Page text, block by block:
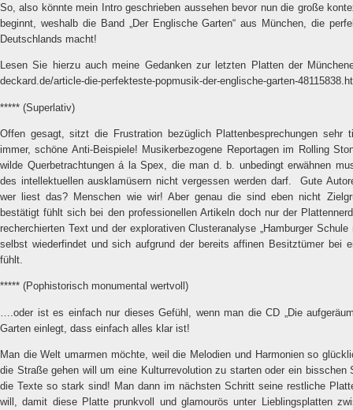
So, also könnte mein Intro geschrieben aussehen bevor nun die große
beginnt, weshalb die Band „Der Englische Garten“ aus München, die
Deutschlands macht!
Lesen Sie hierzu auch meine Gedanken zur letzten Platten der
deckard.de/article-die-perfekteste-popmusik-der-englische-garten-
***** (Superlativ)
Offen gesagt, sitzt die Frustration bezüglich Plattenbesprechungen
immer, schöne Anti-Beispiele! Musikerbezogene Reportagen im Rolling
wilde Querbetrachtungen á la Spex, die man d. b. unbedingt erwähnen
des intellektuellen ausklamüsern nicht vergessen werden darf.
Gute
wer liest das? Menschen wie wir! Aber genau die sind eben nicht
bestätigt fühlt sich bei den professionellen Artikeln doch nur der
recherchierten Text und der explorativen Clusteranalyse „Hamburger Schule
selbst wiederfindet und sich aufgrund der bereits affinen Besitztümer bei
fühlt.
***** (Pophistorisch monumental wertvoll)
….oder ist es einfach nur dieses Gefühl, wenn man die CD „Die
Garten einlegt, dass einfach alles klar ist!
Man die Welt umarmen möchte, weil die Melodien und Harmonien so
die Straße gehen will um eine Kulturrevolution zu starten oder ein bisschen
die Texte so stark sind! Man dann im nächsten Schritt seine restliche
will, damit diese Platte prunkvoll und glamourös unter Lieblingsplatten